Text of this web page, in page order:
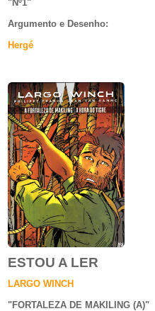
"Nº1"
Argumento e Desenho:
Hergé
ESTOU A LER
LARGO WINCH
"FORTALEZA DE MAKILING (A)"